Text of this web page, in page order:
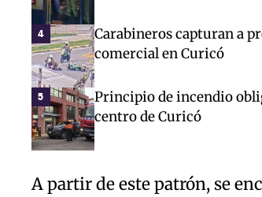
4
Carabineros capturan a
comercial en Curicó
5
Principio de incendio
centro de Curicó
A partir de este patrón, se